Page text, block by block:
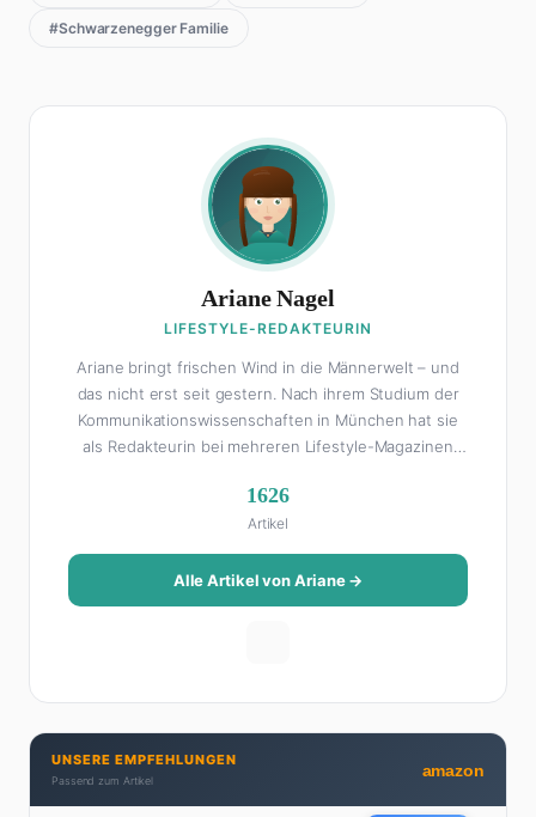
#Schwarzenegger Familie
Ariane Nagel
LIFESTYLE-REDAKTEURIN
Ariane bringt frischen Wind in die Männerwelt – und
das nicht erst seit gestern. Nach ihrem Studium der
Kommunikationswissenschaften in München hat sie
als Redakteurin bei mehreren Lifestyle-Magazinen
Als Lifestyle-Redakteurin schreibt sie über alles, was
das Leben schöner macht: von Interior Design und
Reise-Tipps über Food-Trends bis hin zu
Beziehungsratgebern, die auch Männer gerne lesen.
Ihre Geheimwaffe: Sie weiß genau, was Frauen an
Brunch-Spot der Stadt. Ihre Interior-Tipps basieren
auf echter Erfahrung – ihre Wohnung wurde schon
zweimal in Design-Blogs gefeatured.
1626
Artikel
Alle Artikel von Ariane →
UNSERE EMPFEHLUNGEN
Passend zum Artikel
amazon